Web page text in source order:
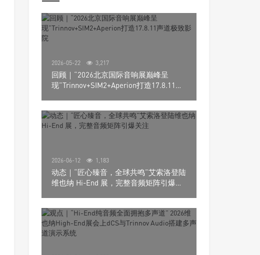
2026-05-22 3,217
回顾｜“2026北京国际音响展巅峰呈
现”Trinnov+SIM2+Aperion打造17.8.11声
2026-06-12 1,183
动态｜“匠心臻音，全球共鸣”艾索洛登陆
维也纳 Hi-End 展，完整音频矩阵引爆关